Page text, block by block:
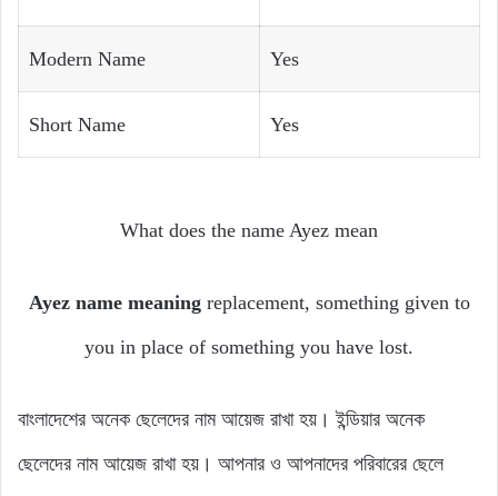
Modern Name Yes
Short Name Yes
What does the name Ayez mean
Ayez name meaning replacement, something given to
you in place of something you have lost.
বাংলাদেশের অনেক ছেলেদের নাম আয়েজ রাখা হয়। ইন্ডিয়ার অনেক
ছেলেদের নাম আয়েজ রাখা হয়। আপনার ও আপনাদের পরিবারের ছেলে